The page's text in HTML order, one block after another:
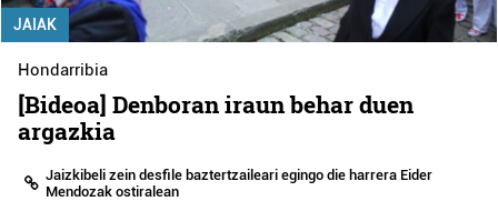
JAIAK
Hondarribia
[Bideoa] Denboran iraun behar duen
argazkia
Jaizkibeli zein desfile baztertzaileari egingo die harrera Eider
Mendozak ostiralean